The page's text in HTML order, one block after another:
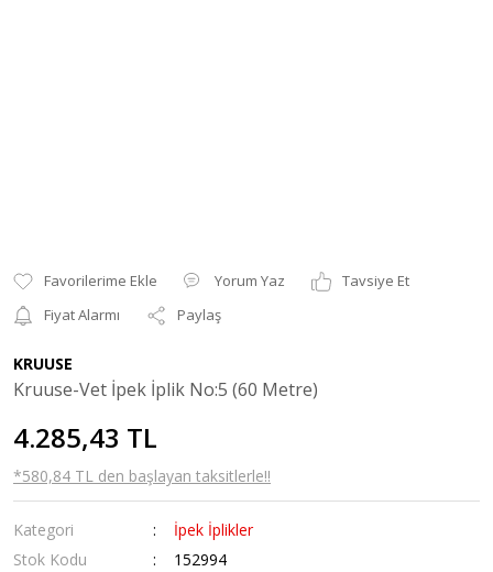
Yorum Yaz
Tavsiye Et
Fiyat Alarmı
Paylaş
KRUUSE
Kruuse-Vet İpek İplik No:5 (60 Metre)
4.285,43 TL
*580,84 TL den başlayan taksitlerle!!
Kategori
İpek İplikler
Stok Kodu
152994